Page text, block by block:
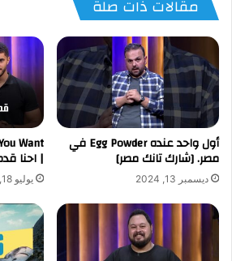
مقالات ذات صلة
أول واحد عنده Egg Powder في
مصر. [شارك تانك مصر]
ديسمبر 13, 2024
Want
| احنا
يوليو 18, 2025